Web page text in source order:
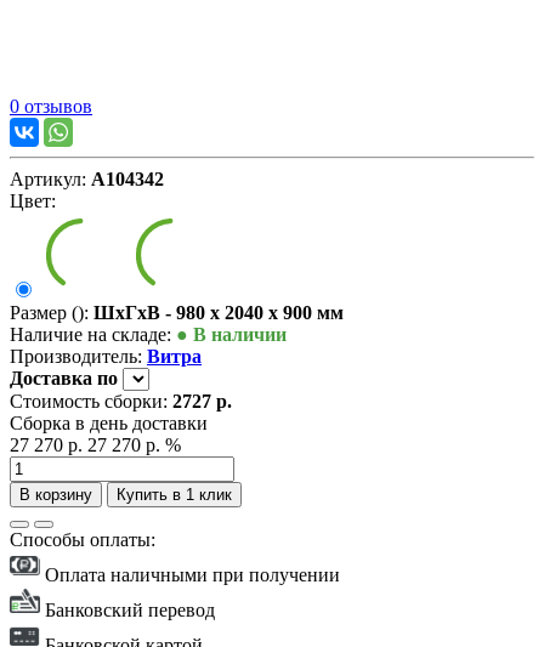
0 отзывов
Артикул: А104342
Цвет:
Размер (): ШxГxВ - 980 x 2040 x 900 мм
Наличие на складе: ● В наличии
Производитель: Витра
Доставка по
Стоимость сборки: 2727 р.
Сборка в день доставки
27 270 р. 27 270 р. %
В корзину Купить в 1 клик
Способы оплаты:
Оплата наличными при получении
Банковский перевод